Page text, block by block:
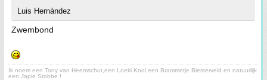
Luis Hernández
Zwembond
Ik noem een Tony van Heemschut,een Loeki Knol,een Brammetje Biesterveld en natuurlijk
een Japie Stobbe !